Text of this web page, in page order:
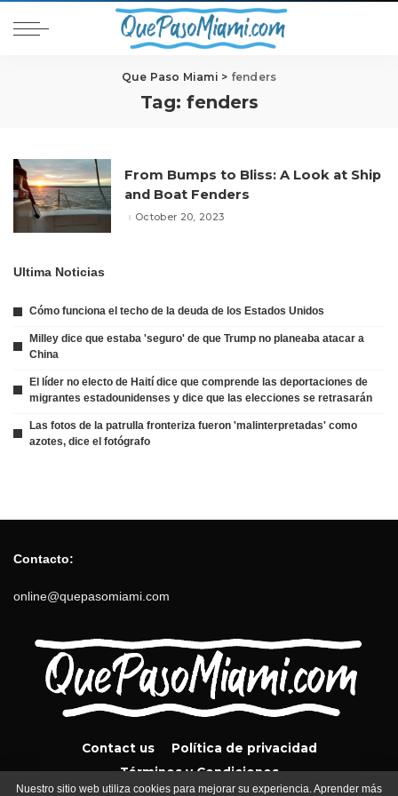
Que Paso Miami > fenders
Tag: fenders
From Bumps to Bliss: A Look at Ship
and Boat Fenders
October 20, 2023
Ultima Noticias
Cómo funciona el techo de la deuda de los Estados Unidos
Milley dice que estaba 'seguro' de que Trump no planeaba atacar a
China
El líder no electo de Haití dice que comprende las deportaciones de
migrantes estadounidenses y dice que las elecciones se retrasarán
Las fotos de la patrulla fronteriza fueron 'malinterpretadas' como
azotes, dice el fotógrafo
Contacto:
online@quepasomiami.com
Contact us
Política de privacidad
Términos y Condiciones
Nuestro sitio web utiliza cookies para mejorar su experiencia. Aprender más